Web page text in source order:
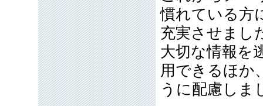
慣れている方
充実させまし
大切な情報を
用できるほか
うに配慮しま